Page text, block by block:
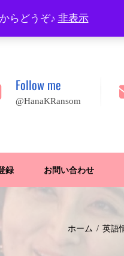
からどうぞ♪ 非表示
プロフィール FAQ
Follow me
@HanaKRansom
録 お問い合わせ
ホーム 英語